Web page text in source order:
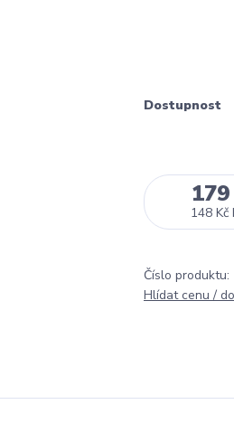
Dostupnost
148 Kč
Číslo produktu:
Hlídat cenu /